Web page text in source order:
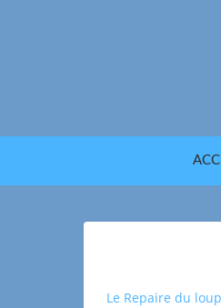
Le Repaire du loup